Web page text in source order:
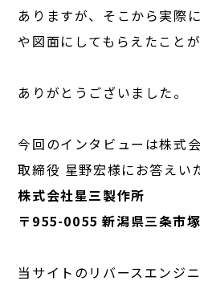
ありますが、そこから実際
や図面にしてもらえたこと
ありがとうございました。
今回のインタビューは株式
取締役 星野宏様にお答えい
株式会社星三製作所
〒955-0055 新潟県三条市
当サイトのリバースエンジ